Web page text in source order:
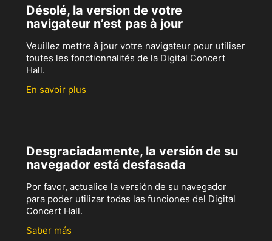
Désolé, la version de votre
navigateur n’est pas à jour
Veuillez mettre à jour votre navigateur pour utiliser
toutes les fonctionnalités de la Digital Concert
Hall.
En savoir plus
Desgraciadamente, la versión de su
navegador está desfasada
Por favor, actualice la versión de su navegador
para poder utilizar todas las funciones del Digital
Concert Hall.
Saber más